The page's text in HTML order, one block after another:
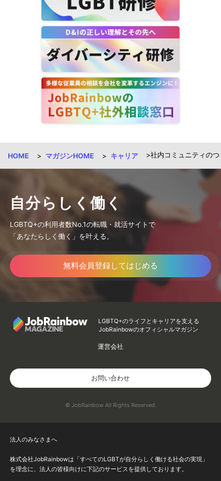
HOME マガジンHOME キャリア 社内コミュニティの
自分らしく働く
LGBTQ+の利用者数No.1の転職・就活サイトで
「あなたらしく働く」を叶える。
無料会員登録してはじめる
LGBTQ+のライフとキャリアを支える
JobRainbowのオフィシャルマガジン
運営会社
お問い合わせ
© JobRainbow All Rights Reserved.
法人のみなさまへ
株式会社JobRainbowは「すべてのLGBTが自分らしく働ける社会の実現」
を理念に、法人の皆様向けに下記のサービスを提供しております。